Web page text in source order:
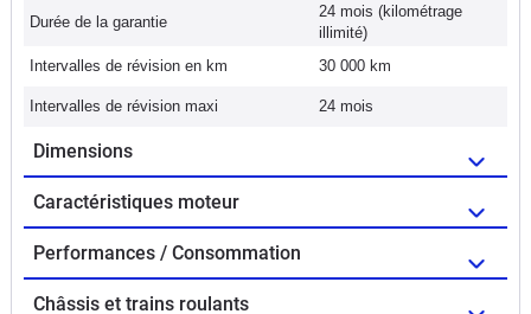
Durée de la garantie
24 mois (kilométrage
illimité)
Intervalles de révision en km
30 000 km
Intervalles de révision maxi 24 mois
Dimensions
Caractéristiques moteur
Performances / Consommation
Châssis et trains roulants